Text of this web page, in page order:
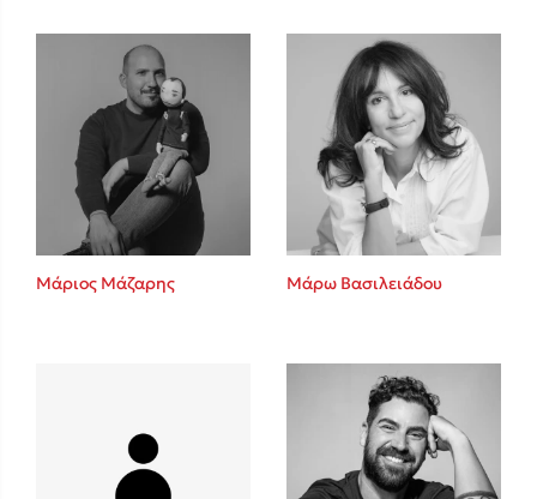
Ιωάννης Γλωσσόπουλος
Ένας γίγαντας στο σχολείο
Πάνω, κάτω, μπροστά, πίσω
Μάριος Μάζαρης Μάρω Βασιλειάδου